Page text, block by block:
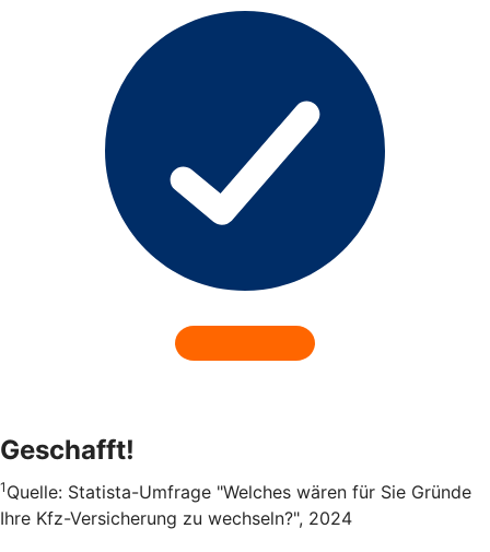
Geschafft!
1 Quelle: Statista-Umfrage "Welches wären für Sie Gründe
Ihre Kfz-Versicherung zu wechseln?", 2024